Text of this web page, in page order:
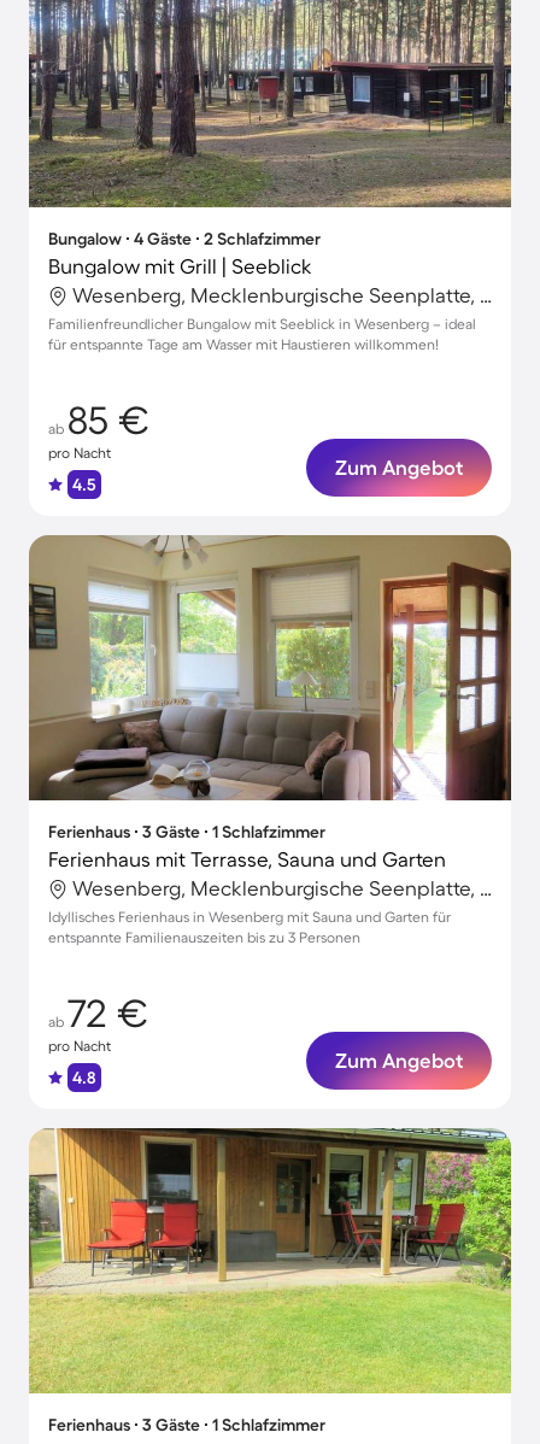
Bungalow ∙ 4 Gäste ∙ 2 Schlafzimmer
Bungalow mit Grill | Seeblick
Wesenberg, Mecklenburgische Seenplatte, Deutschland
Familienfreundlicher Bungalow mit Seeblick in Wesenberg – ideal
für entspannte Tage am Wasser mit Haustieren willkommen!
ab 85 €
pro Nacht
4.5
Zum Angebot
Ferienhaus ∙ 3 Gäste ∙ 1 Schlafzimmer
Ferienhaus mit Terrasse, Sauna und Garten
Wesenberg, Mecklenburgische Seenplatte, Deutschland
Idyllisches Ferienhaus in Wesenberg mit Sauna und Garten für
entspannte Familienauszeiten bis zu 3 Personen
ab 72 €
pro Nacht
4.8
Zum Angebot
Ferienhaus ∙ 3 Gäste ∙ 1 Schlafzimmer